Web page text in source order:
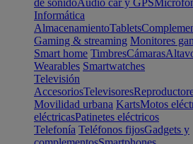
de sonidoAudio car y GPS
Informática
AlmacenamientoTablets
Gaming & streaming Monitores
Smart home TimbresCámaras
Wearables Smartwatches
Televisión
AccesoriosTelevisores
Movilidad urbana KartsMotos
eléctricasPatinetes eléctricos
Telefonía Teléfonos fijosGadgets y